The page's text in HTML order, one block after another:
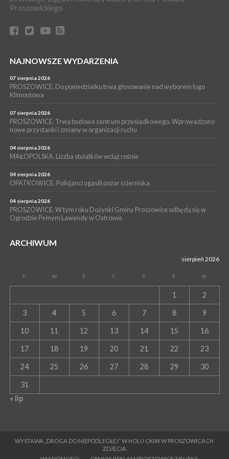
17 lipca 2026
bezpłatne warsztaty realizowane w ramach unijnego projektu
[ZDJĘCIA]
16 lipca 2026
Pałecznicy będą obsługiwani w Proszowicach
WYDARZENIA
PROSZOWICE. W parku Warsztaty Edukacyjno-Przyrodnicze
NOC CIEM
15 lipca 2026
PROSZOWICE. Już za tydzień kolejne zajęcia z cyklu „Wakacyjne
Proszowickiego
NAJNOWSZE WYDARZENIA
07 sierpnia 2026
PROSZOWICE. Do poniedziałku trwa głosowanie nad wyborem logo
Klimontowa
07 sierpnia 2026
PROSZOWICE. Trwa budowa centrum przesiadkowego. Wprowadzono
nowe przystanki i zmiany w organizacji ruchu
04 sierpnia 2026
MAŁOPOLSKA. Liczba stulatków wciąż rośnie
04 sierpnia 2026
OPATKOWICE. Policjanci ugasili pożar ścierniska
04 sierpnia 2026
PROSZOWICE. W tym roku Dożynki Gminy Proszowice odbędą się w
Ogrodzie Pełnym Lawendy w Ostrowie
ARCHIWUM
sierpień 2026
P W Ś C P S N
1 2
3 4 5 6 7 8 9
10 11 12 13 14 15 16
17 18 19 20 21 22 23
24 25 26 27 28 29 30
31
« lip
WYSTAWA „DROGA DO NIEPODLEGŁEJ” W HOLU CKIW W PROSZOWICACH
ZDJĘCIA